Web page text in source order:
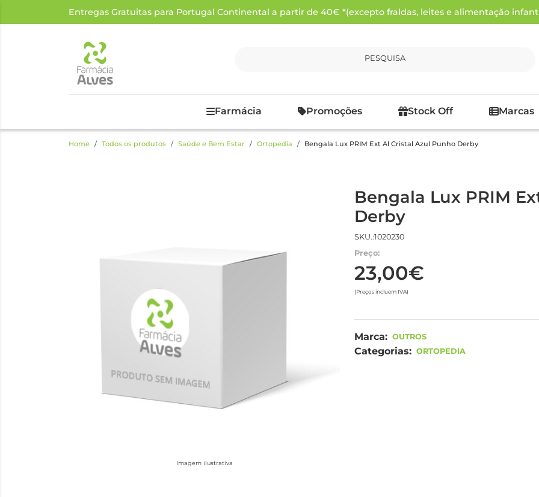
Entregas Gratuitas para Portugal Continental a partir de 40€ *(excepto fraldas, leites e alimentação
PESQUISA
Farmácia Promoções Stock Off Marcas
Home Todos os produtos Saúde e Bem Estar Ortopedia Bengala Lux PRIM Ext Al Cristal Azul Punho Derby
Imagem ilustrativa
Bengala Lux PRIM
Derby
SKU.:1020230
Preço:
23,00€
(Preços incluem IVA)
Marca: OUTROS
Categorias: ORTOPEDIA